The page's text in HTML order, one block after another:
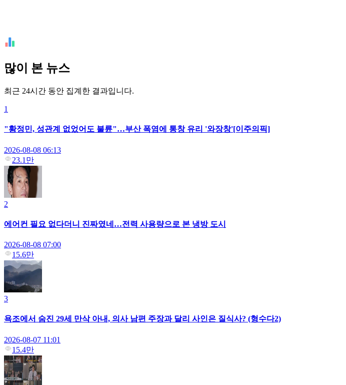
많이 본 뉴스
최근 24시간 동안 집계한 결과입니다.
1
"황정민, 성관계 없었어도 불륜"…부산 폭염에 통창 유리 '와장창'[이주의픽]
2026-08-08 06:13
23.1만
2
에어컨 필요 없다더니 진짜였네…전력 사용량으로 본 냉방 도시
2026-08-08 07:00
15.6만
3
욕조에서 숨진 29세 만삭 아내, 의사 남편 주장과 달리 사인은 질식사? (형수다2)
2026-08-07 11:01
15.4만